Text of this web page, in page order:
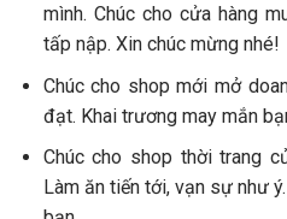
mình. Chúc cho cửa hàng
tấp nập. Xin chúc mừng nhé!
Chúc cho shop mới mở
đạt. Khai trương may mắn
Chúc cho shop thời trang
Làm ăn tiến tới, vạn sự như